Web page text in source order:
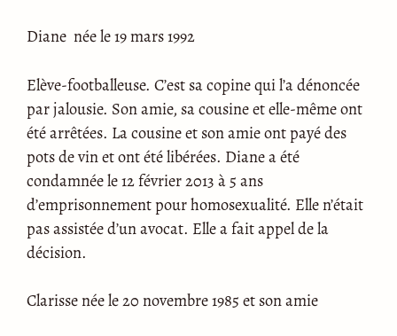
Diane née le 19 mars 1992
Elève-footballeuse. C’est sa copine qui l’a dénoncée
par jalousie. Son amie, sa cousine et elle-même ont
été arrêtées. La cousine et son amie ont payé des
pots de vin et ont été libérées. Diane a été
condamnée le 12 février 2013 à 5 ans
d’emprisonnement pour homosexualité. Elle n’était
pas assistée d’un avocat. Elle a fait appel de la
décision.
Clarisse née le 20 novembre 1985 et son amie